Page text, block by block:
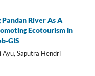
River As A
Ecotourism In
GIS
Ayu, Saputra Hendri